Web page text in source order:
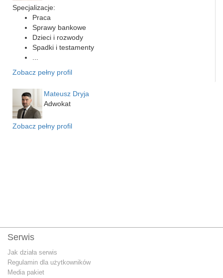
Specjalizacje:
Praca
Sprawy bankowe
Dzieci i rozwody
Spadki i testamenty
Zobacz pełny profil
Mateusz Dryja
Adwokat
Zobacz pełny profil
Serwis
Jak działa serwis
Regulamin dla użytkowników
Media pakiet